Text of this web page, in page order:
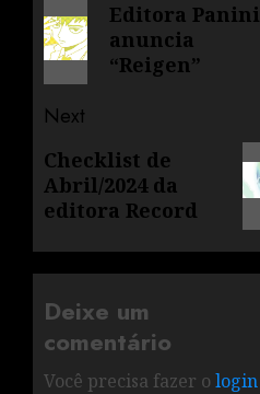
Editora Panini
anuncia
“Reigen”
Next
Checklist de
Abril/2024 da
editora Record
Deixe um
comentário
Você precisa fazer o login